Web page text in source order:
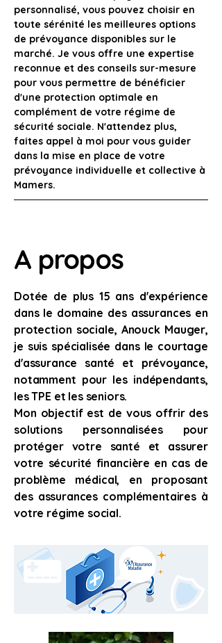
personnalisé, vous pouvez choisir en
toute sérénité les meilleures options
de prévoyance disponibles sur le
marché. Je vous offre une expertise
reconnue et des conseils sur-mesure
pour vous permettre de bénéficier
d'une protection optimale en
complément de votre régime de
sécurité sociale. N'attendez plus,
faites appel à moi pour vous guider
dans la mise en place de votre
prévoyance individuelle et collective à
Mamers.
A propos
Dotée de plus 15 ans d'expérience
dans le domaine des assurances en
protection sociale, Anouck Mauger,
je suis spécialisée dans le courtage
d'assurance santé et prévoyance,
notamment pour les indépendants,
les TPE et les seniors.
Mon objectif est de vous offrir des
solutions personnalisées pour
protéger votre santé et assurer
votre sécurité financière en cas de
problème médical, en proposant
des assurances complémentaires à
votre régime social.